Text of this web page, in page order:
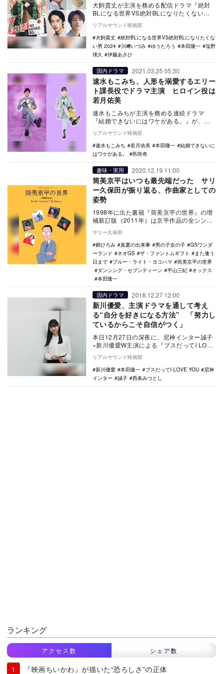
犬飼貴丈が主演を務める配信ドラマ『絶対
BLになる世界VS絶対BLになりたくない男
2024』がNTTドコモ・スタジオ＆ライブに
て…
リアルサウンド映画部
犬飼貴丈
絶対BLになる世界VS絶対BLになりたくな
い男 2024
川﨑いづみ ゆうたろう 本田隆一
塩野
瑛久
伊藤あさひ
国内ドラマ 2021.03.25 05:30
速水もこみち、人形を溺愛するエリー
ト課長役でドラマ主演 ヒロイン役は
若月佑美
速水もこみちが主演を務める連続ドラマ
『結婚できないにはワケがある。』が、
ABCテレビにて4月18日より、テレビ神奈
川にて4月20…
リアルサウンド映画部
速水もこみち
若月佑美 本田隆一
結婚できないに
はワケがある。
邑咲奇
趣味・実用 2020.12.19 11:00
筒美京平はいつも最先端だった サリ
ー久保田が振り返る、作曲家としての
姿勢
1998年に出た書籍『筒美京平の世界』の増
補新訂版（2011年）は京平作品の全シング
ブック…
サリー久保田
郷ひろみ
真夏の出来事 男の子女の子
GSワンダ
ーランド
ネオGS ザ・ファントムギフト
また逢う
日まで
ブルー・ライト・ヨコハマ
筒美京平の世界
ダンシング・セブンティーン
平山三紀
オックス
本田隆一
国内ドラマ 2018.12.27 12:00
新川優愛、主演ドラマを通して考え
る“自分を好きになる方法” 「努力し
ているからこそ自信がつく」
本日12月27日の深夜に、尼神インター誠子
×新川優愛W主演による『ブスだってI LOVE
YOU』（テレビ朝日系）が放送される。…
リアルサウンド映画部
新川優愛
本田隆一 ブスだってI LOVE YOU
尼神
インター
誠子 西条みつとし
ランキング
アクセス数 シェア数
『映画ちいかわ』が描いた“恐ろしさ”の正体